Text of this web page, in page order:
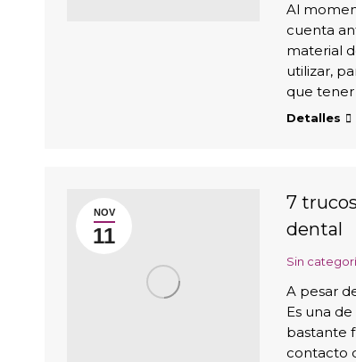
Al
cuenta
material
utilizar,
que
Detalles
NOV
11
7
dental
Sin
A pesar
Es una
bastante
contacto